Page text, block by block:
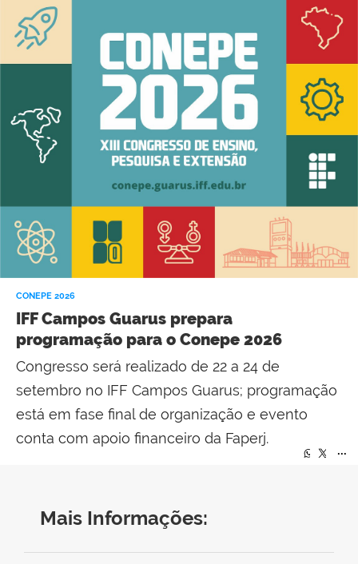
CONEPE 2026
IFF Campos Guarus prepara
programação para o Conepe 2026
Congresso será realizado de 22 a 24 de
setembro no IFF Campos Guarus; programação
está em fase final de organização e evento
conta com apoio financeiro da Faperj.
...
...
Mais Informações: